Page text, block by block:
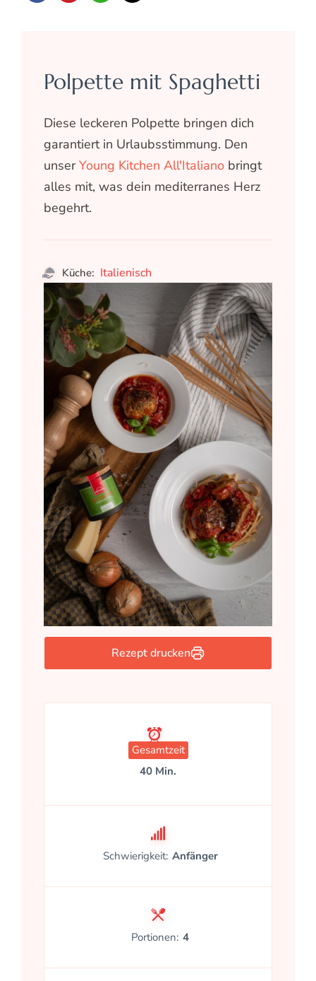
Polpette mit Spaghetti
Diese leckeren Polpette bringen dich
garantiert in Urlaubsstimmung. Den
unserYoung Kitchen All'Italiano bringt
alles mit, was dein mediterranes Herz
begehrt.
Küche: Italienisch
Rezept drucken
Gesamtzeit
40 Min.
Schwierigkeit: Anfänger
Portionen: 4